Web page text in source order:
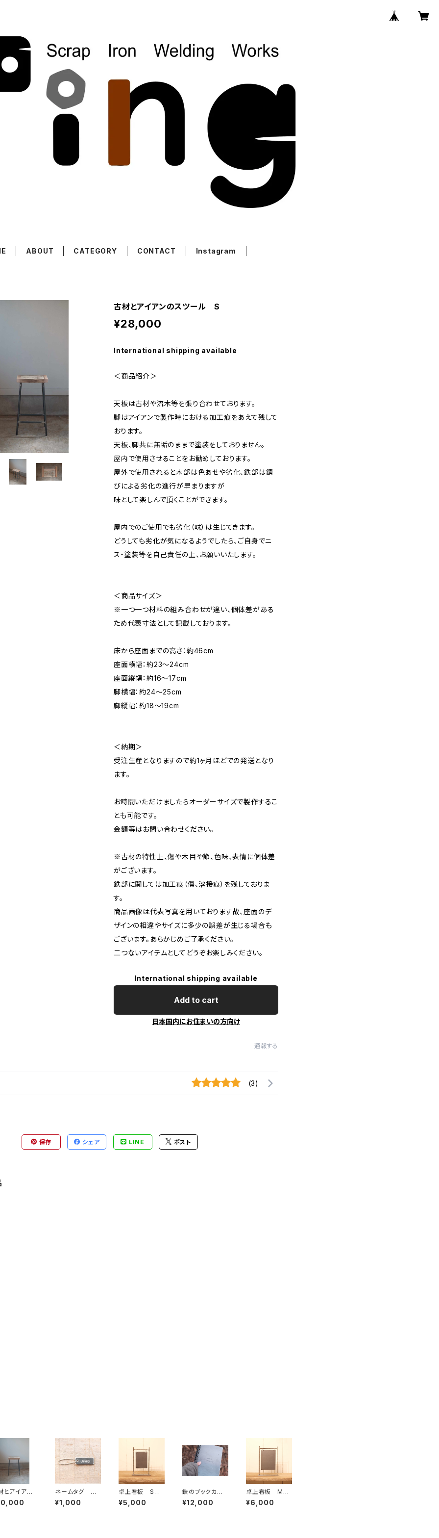
ABOUT CATEGORY CONTACT Instagram
古材とアイアンのスツール S
¥28,000
International shipping available
＜商品紹介＞
天板は古材や流木等を張り合わせております。
脚はアイアンで製作時における加工痕をあえて残して
おります。
天板、脚共に無垢のままで塗装をしておりません。
屋内で使用させることをお勧めしております。
屋外で使用されると木部は色あせや劣化、鉄部は錆
びによる劣化の進行が早まりますが
味として楽しんで頂くことができます。
屋内でのご使用でも劣化（味）は生じてきます。
どうしても劣化が気になるようでしたら、ご自身でニ
ス・塗装等を自己責任の上、お願いいたします。
＜商品サイズ＞
※一つ一つ材料の組み合わせが違い、個体差がある
ため代表寸法として記載しております。
床から座面までの高さ：約46cm
座面横幅：約23～24cm
座面縦幅：約16～17cm
脚横幅：約24～25cm
脚縦幅：約18～19cm
＜納期＞
受注生産となりますので約1ヶ月ほどでの発送となり
ます。
お時間いただけましたらオーダーサイズで製作するこ
とも可能です。
金額等はお問い合わせください。
※古材の特性上、傷や木目や節、色味、表情に個体差
がございます。
鉄部に関しては加工痕（傷、溶接痕）を残しておりま
す。
商品画像は代表写真を用いております故、座面のデ
ザインの相違やサイズに多少の誤差が生じる場合も
ございます。あらかじめご了承ください。
二つないアイテムとしてどうぞお楽しみください。
International shipping available
Add to cart
日本国内にお住まいの方向け
通報する
(3)
保存 シェア LINE ポスト
とアイアン
ツール Ⅿ
ネームタグ 中
サイズ ※オー
ダー刻印（7文字
¥1,000
卓上看板 Sサ
イズ 縦長
¥5,000
鉄のブックカバ
ー (オーダー刻
印)
¥12,000
卓上看板 Mサ
イズ 縦長
¥6,000